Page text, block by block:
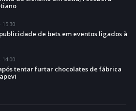
15:30
de bets em eventos ligados à
14:00
tentar furtar chocolates de fábrica